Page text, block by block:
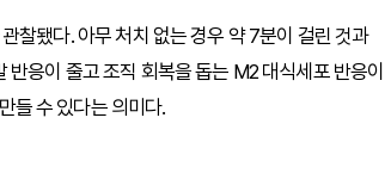
찰됐다. 아무 처치 없는 경우 약 7분이 걸린 것과
응이 줄고 조직 회복을 돕는 M2 대식세포 반응이
들 수 있다는 의미다.